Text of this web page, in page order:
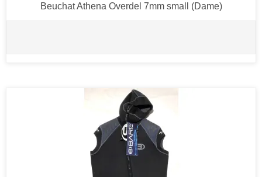
Beuchat Athena Overdel 7mm small (Dame)